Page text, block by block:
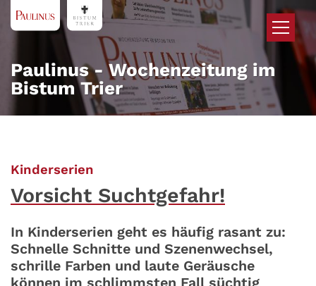
Zum Inhalt springen
Paulinus - Wochenzeitung im
Bistum Trier
Kinderserien
Vorsicht Suchtgefahr!
In Kinderserien geht es häufig rasant zu:
Schnelle Schnitte und Szenenwechsel,
schrille Farben und laute Geräusche